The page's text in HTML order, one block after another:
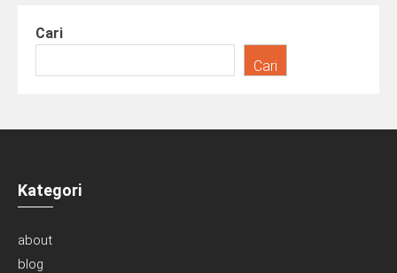
Cari
Cari
Kategori
about
blog